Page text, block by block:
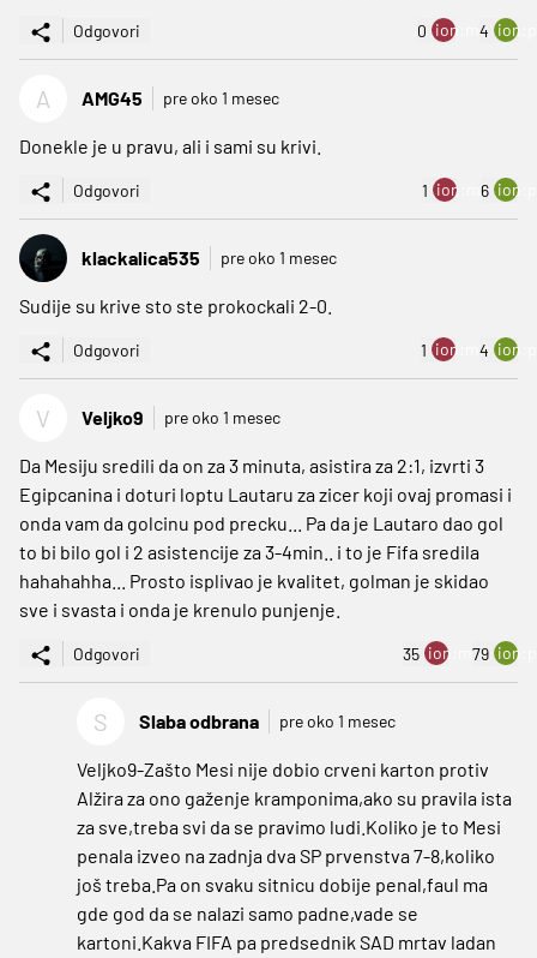
Odgovori 0 ion:minus
4
A AMG45 pre oko 1 mesec
Donekle je u pravu, ali i sami su krivi.
Odgovori 1 ion:minus
6
klackalica535 pre oko 1 mesec
Sudije su krive sto ste prokockali 2-0.
Odgovori 1 ion:minus
4
V Veljko9 pre oko 1 mesec
Da Mesiju sredili da on za 3 minuta, asistira za 2:1, izvrti 3
Egipcanina i doturi loptu Lautaru za zicer koji ovaj promasi i
onda vam da golcinu pod precku... Pa da je Lautaro dao gol
to bi bilo gol i 2 asistencije za 3-4min.. i to je Fifa sredila
hahahahha... Prosto isplivao je kvalitet, golman je skidao
sve i svasta i onda je krenulo punjenje.
Odgovori 35 ion:minus
79
S Slaba odbrana pre oko 1 mesec
Veljko9-Zašto Mesi nije dobio crveni karton protiv
Alžira za ono gaženje kramponima,ako su pravila ista
za sve,treba svi da se pravimo ludi.Koliko je to Mesi
penala izveo na zadnja dva SP prvenstva 7-8,koliko
još treba.Pa on svaku sitnicu dobije penal,faul ma
gde god da se nalazi samo padne,vade se
kartoni.Kakva FIFA pa predsednik SAD mrtav ladan